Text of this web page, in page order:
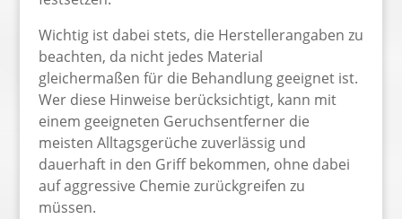
Wichtig ist dabei stets, die Herstellerangaben zu
beachten, da nicht jedes Material
gleichermaßen für die Behandlung geeignet ist.
Wer diese Hinweise berücksichtigt, kann mit
einem geeigneten Geruchsentferner die
meisten Alltagsgerüche zuverlässig und
dauerhaft in den Griff bekommen, ohne dabei
auf aggressive Chemie zurückgreifen zu
müssen.